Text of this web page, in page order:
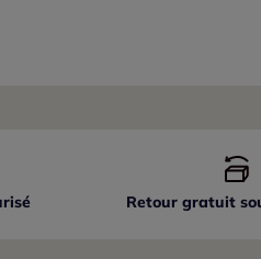
Retour gratuit